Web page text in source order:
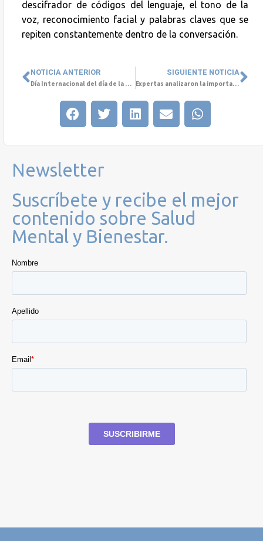
descifrador de códigos del lenguaje, el tono de la
voz, reconocimiento facial y palabras claves que se
repiten constantemente dentro de la conversación.
NOTICIA ANTERIOR
Día Internacional del día de la Mujer
SIGUIENTE NOTICIA
Expertas analizaron la importancia de promover soluciones de Salud Mental para el Bienestar de las organizaciones (+ VIDEO)
Newsletter
Suscríbete y recibe el mejor
contenido sobre Salud
Mental y Bienestar.